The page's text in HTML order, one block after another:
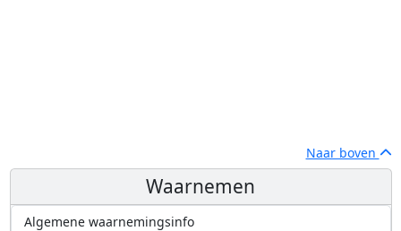
Naar boven
Waarnemen
Algemene waarnemingsinfo